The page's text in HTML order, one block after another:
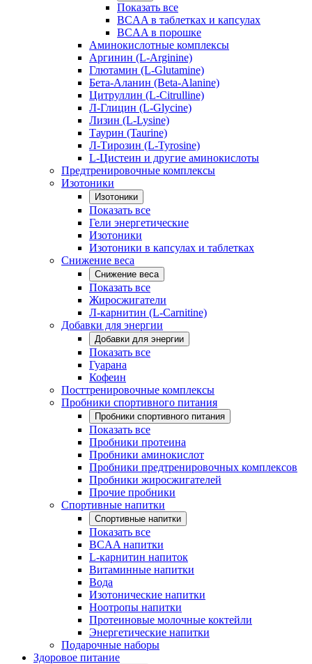
Показать все
BCAA в таблетках и капсулах
BCAA в порошке
Аминокислотные комплексы
Аргинин (L-Arginine)
Глютамин (L-Glutamine)
Бета-Аланин (Beta-Alanine)
Цитруллин (L-Citrulline)
Л-Глицин (L-Glycine)
Лизин (L-Lysine)
Таурин (Taurine)
Л-Тирозин (L-Tyrosine)
L-Цистеин и другие аминокислоты
Предтренировочные комплексы
Изотоники
Изотоники
Показать все
Гели энергетические
Изотоники
Изотоники в капсулах и таблетках
Снижение веса
Снижение веса
Показать все
Жиросжигатели
Л-карнитин (L-Carnitine)
Добавки для энергии
Добавки для энергии
Показать все
Гуарана
Кофеин
Посттренировочные комплексы
Пробники спортивного питания
Пробники спортивного питания
Показать все
Пробники протеина
Пробники аминокислот
Пробники предтренировочных комплексов
Пробники жиросжигателей
Прочие пробники
Спортивные напитки
Спортивные напитки
Показать все
BCAA напитки
L-карнитин напиток
Витаминные напитки
Вода
Изотонические напитки
Ноотропы напитки
Протеиновые молочные коктейли
Энергетические напитки
Подарочные наборы
Здоровое питание